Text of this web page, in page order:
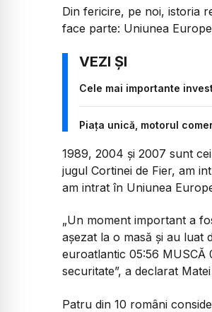
Din fericire, pe noi, istoria
face parte: Uniunea
Cele mai importante
Piața unică, motorul
1989, 2004 și 2007 sunt
jugul Cortinei de Fier, am
am intrat în Uniunea
„Un moment important a
așezat la o masă și au luat
euroatlantic 05:56 MUSCĂ
securitate”, a declarat
Patru din 10 români